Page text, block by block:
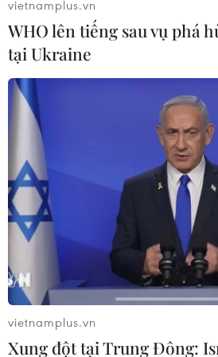
29/07/2026 09:59
Cổ phiếu công nghệ và bán dẫn
Mỹ giảm mạnh
29/07/2026 00:20
Chứng khoán châu Á hứng chịu
bán tháo mới
28/07/2026 10:41
Chứng khoán Mỹ diễn biến trái
trước tuần lễ quyết định của Fed
28/07/2026 02:13
vietnamplus.vn
WHO lên tiếng sau vụ phá
tại Ukraine
vietnamplus.vn
Xung đột tại Trung Đông: